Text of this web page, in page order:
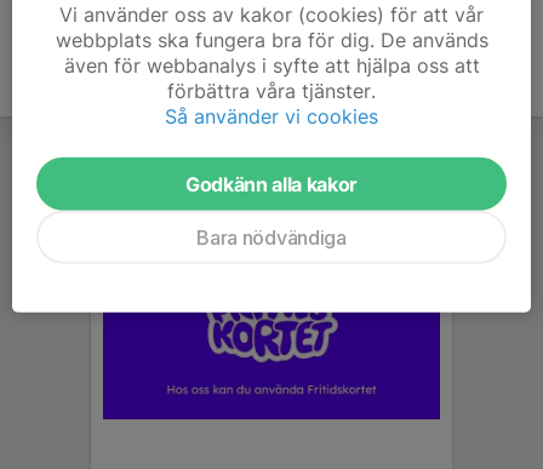
Vi använder oss av kakor (cookies) för att vår
webbplats ska fungera bra för dig. De används
även för webbanalys i syfte att hjälpa oss att
förbättra våra tjänster.
Så använder vi cookies
Godkänn alla kakor
Bara nödvändiga